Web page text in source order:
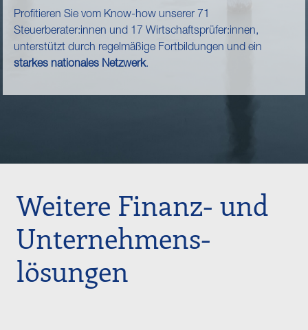
Profitieren Sie vom Know-how unserer 71
Steuerberater:innen und 17 Wirtschaftsprüfer:innen,
unterstützt durch regelmäßige Fortbildungen und ein
starkes nationales Netzwerk.
Weitere Finanz- und
Unternehmens­
lösungen